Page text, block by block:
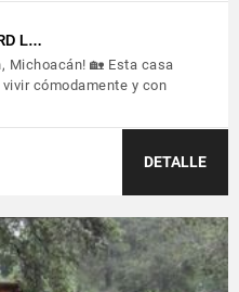
L…
Michoacán! 🏡 Esta casa
cómodamente y con
DETALLE